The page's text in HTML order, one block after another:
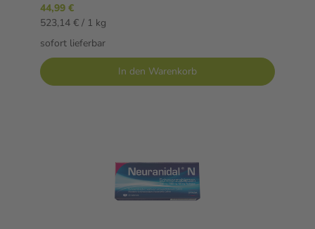
44,99 €
523,14 € / 1 kg
sofort lieferbar
In den Warenkorb